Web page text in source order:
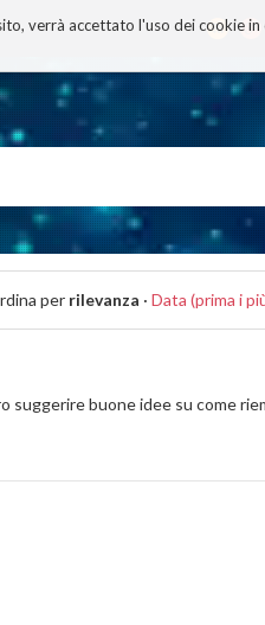
verrà accettato l'uso dei cookie
per rilevanza · Data (prima i
suggerire buone idee su come